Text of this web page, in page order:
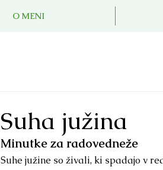
O MENI
Suha južina
Minutke za radovedneže
Suhe južine so živali, ki spadajo v